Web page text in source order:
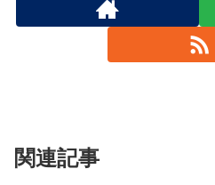
関連記事